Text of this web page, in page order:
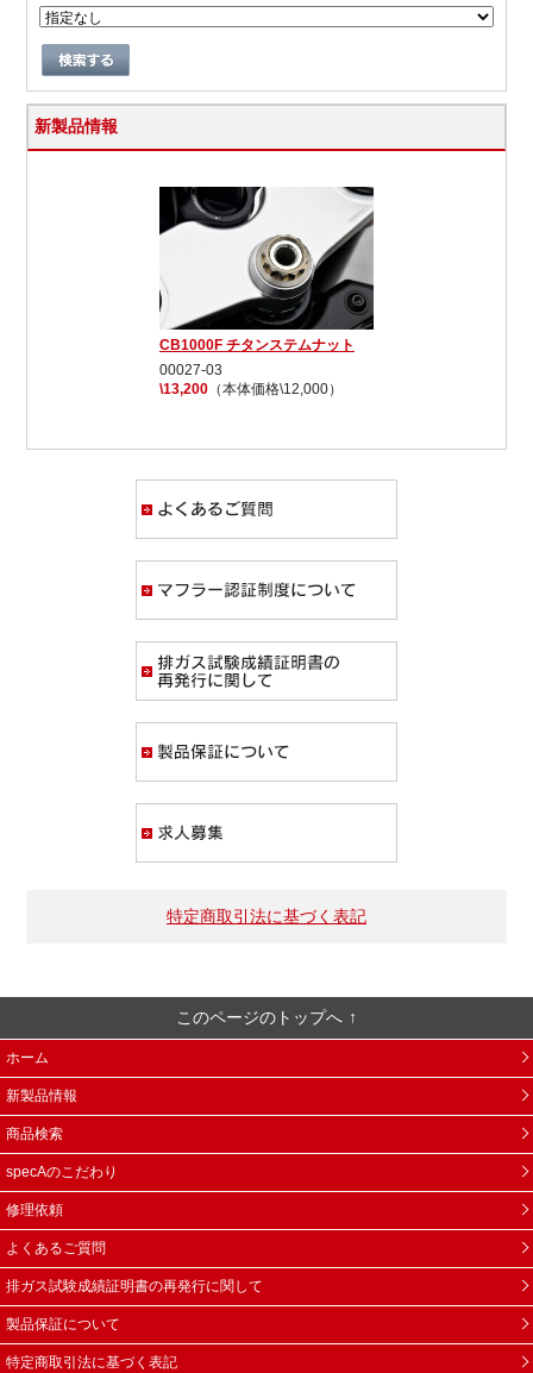
新製品情報
CB1000F チタンステムナット
00027-03
\13,200（本体価格\12,000）
特定商取引法に基づく表記
このページのトップへ
ホーム
新製品情報
商品検索
specAのこだわり
修理依頼
よくあるご質問
排ガス試験成績証明書の再発行に関して
製品保証について
特定商取引法に基づく表記